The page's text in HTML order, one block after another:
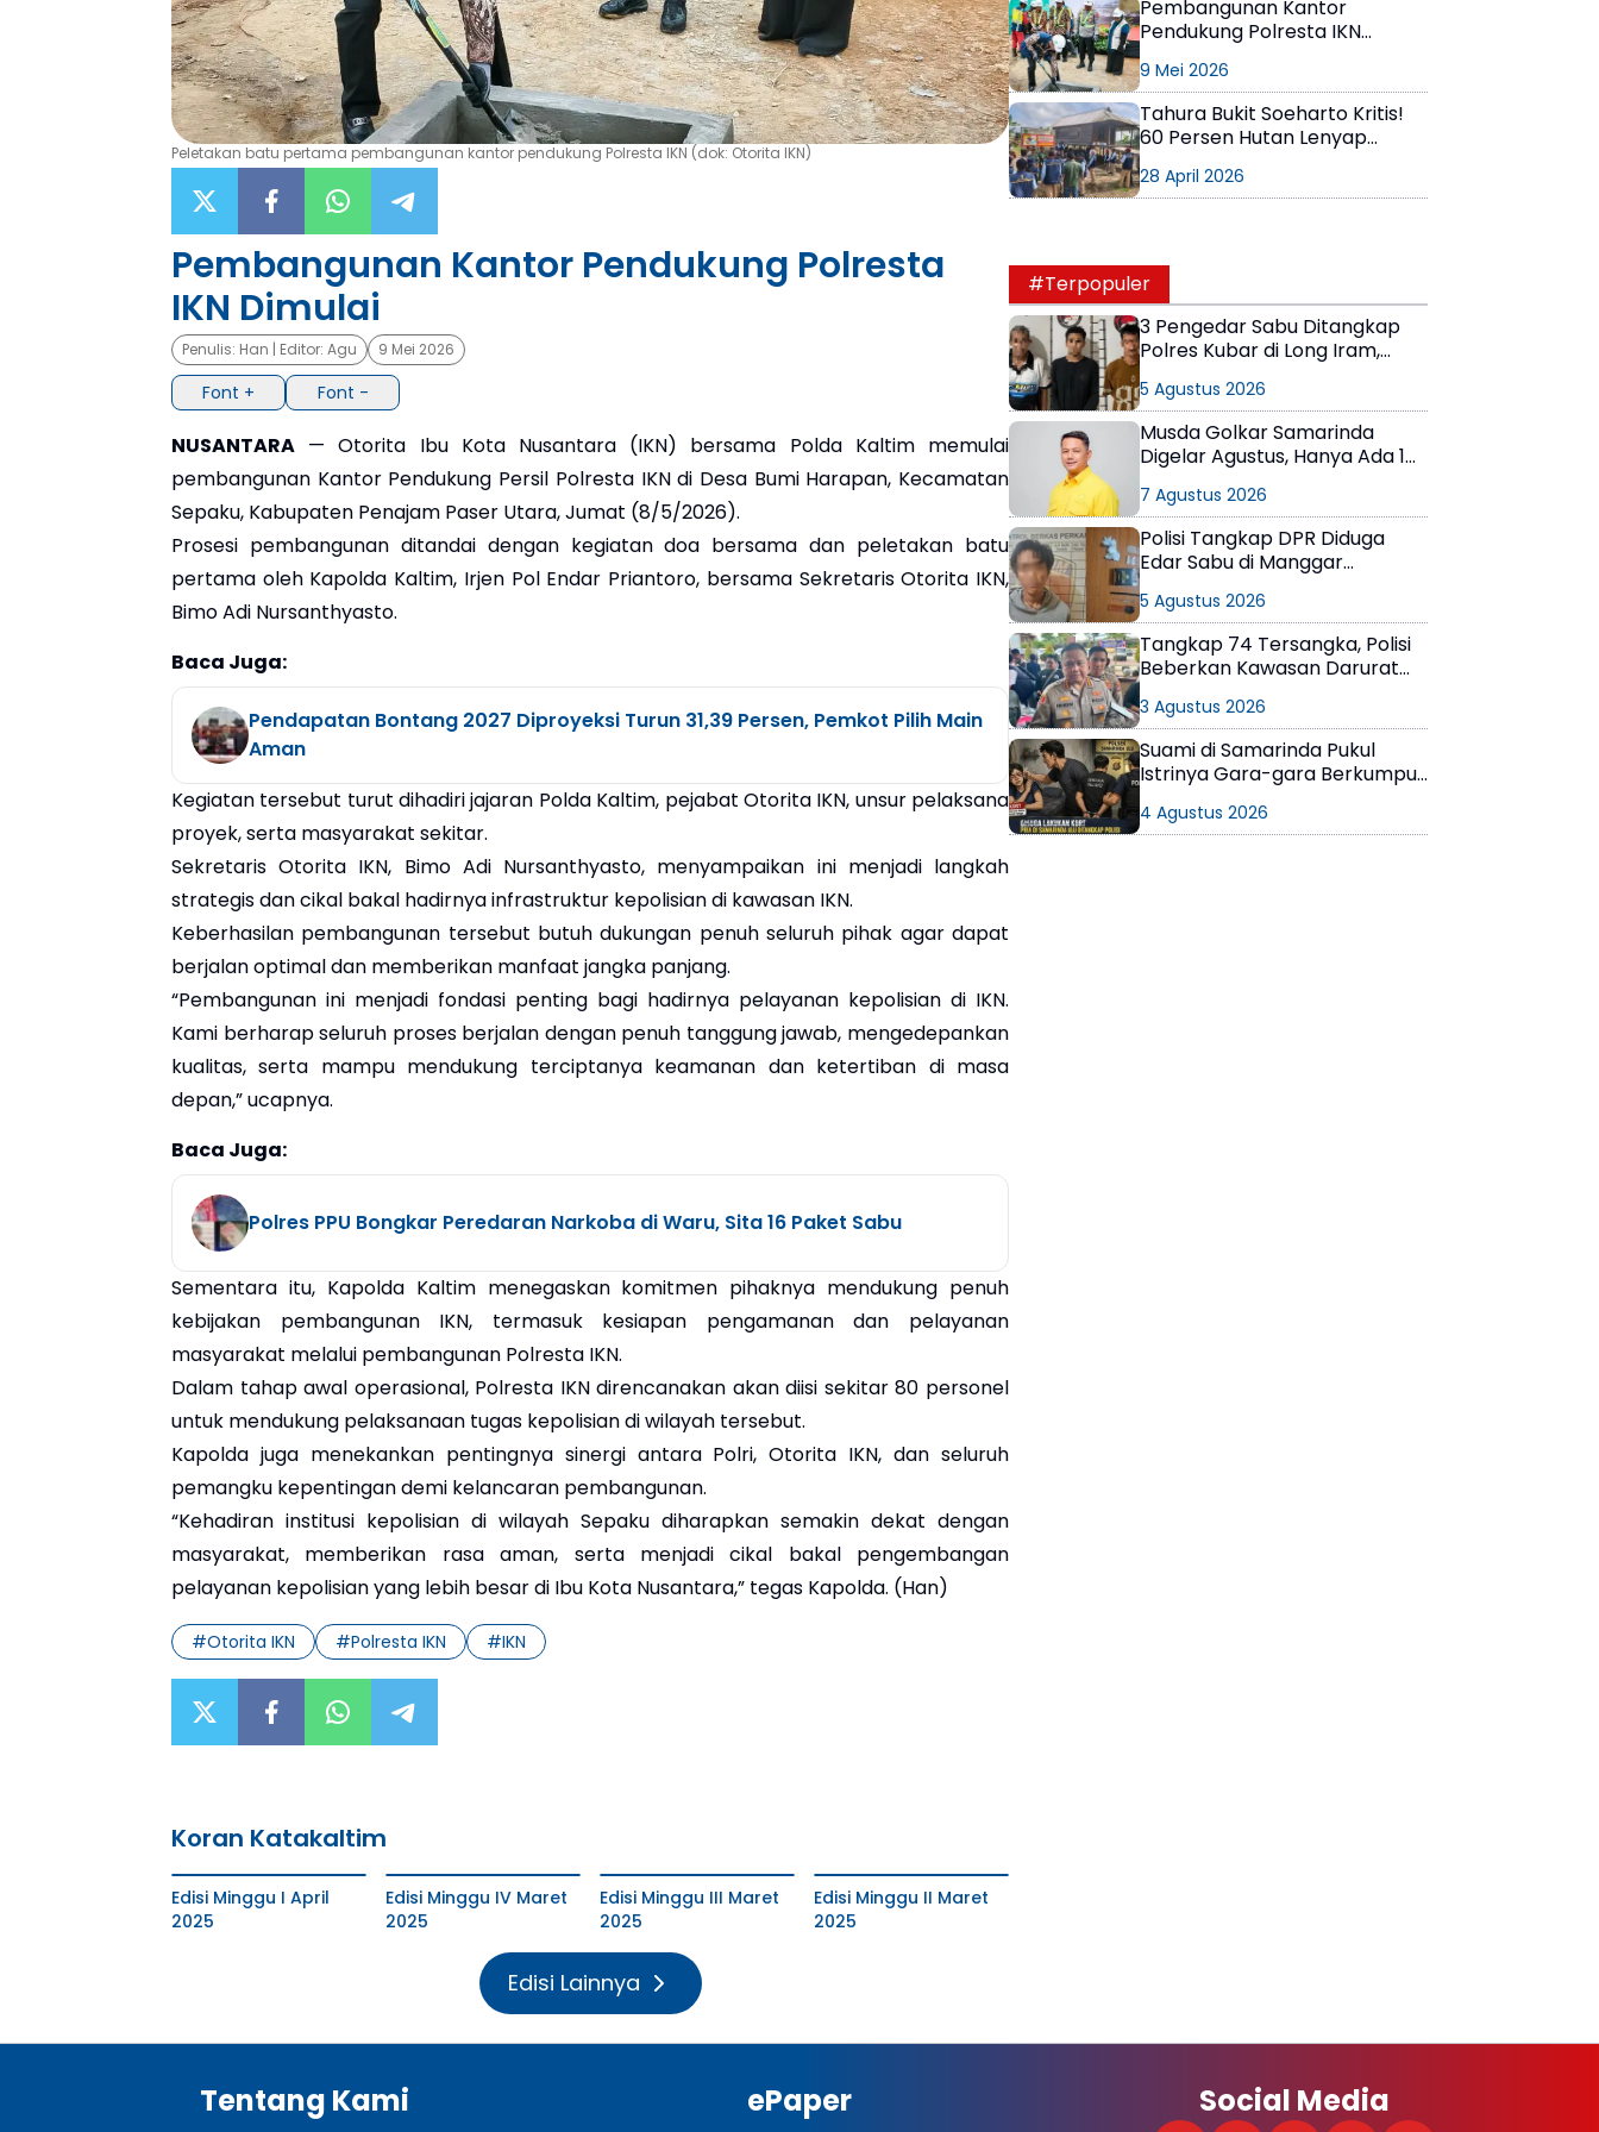
Peletakan batu pertama pembangunan kantor pendukung Polresta IKN (dok: Otorita IKN)
Pembangunan Kantor Pendukung Polresta
IKN Dimulai
Penulis: Han | Editor: Agu 9 Mei 2026
Font + Font -
NUSANTARA — Otorita Ibu Kota Nusantara (IKN) bersama Polda Kaltim memulai
pembangunan Kantor Pendukung Persil Polresta IKN di Desa Bumi Harapan, Kecamatan
Sepaku, Kabupaten Penajam Paser Utara, Jumat (8/5/2026).
Prosesi pembangunan ditandai dengan kegiatan doa bersama dan peletakan batu
pertama oleh Kapolda Kaltim, Irjen Pol Endar Priantoro, bersama Sekretaris Otorita IKN,
Bimo Adi Nursanthyasto.
Baca Juga:
Pendapatan Bontang 2027 Diproyeksi Turun 31,39 Persen, Pemkot Pilih Main
Aman
Kegiatan tersebut turut dihadiri jajaran Polda Kaltim, pejabat Otorita IKN, unsur pelaksana
proyek, serta masyarakat sekitar.
Sekretaris Otorita IKN, Bimo Adi Nursanthyasto, menyampaikan ini menjadi langkah
strategis dan cikal bakal hadirnya infrastruktur kepolisian di kawasan IKN.
Keberhasilan pembangunan tersebut butuh dukungan penuh seluruh pihak agar dapat
berjalan optimal dan memberikan manfaat jangka panjang.
“Pembangunan ini menjadi fondasi penting bagi hadirnya pelayanan kepolisian di IKN.
Kami berharap seluruh proses berjalan dengan penuh tanggung jawab, mengedepankan
kualitas, serta mampu mendukung terciptanya keamanan dan ketertiban di masa
depan,” ucapnya.
Baca Juga:
Polres PPU Bongkar Peredaran Narkoba di Waru, Sita 16 Paket Sabu
Sementara itu, Kapolda Kaltim menegaskan komitmen pihaknya mendukung penuh
kebijakan pembangunan IKN, termasuk kesiapan pengamanan dan pelayanan
masyarakat melalui pembangunan Polresta IKN.
Dalam tahap awal operasional, Polresta IKN direncanakan akan diisi sekitar 80 personel
untuk mendukung pelaksanaan tugas kepolisian di wilayah tersebut.
Kapolda juga menekankan pentingnya sinergi antara Polri, Otorita IKN, dan seluruh
pemangku kepentingan demi kelancaran pembangunan.
“Kehadiran institusi kepolisian di wilayah Sepaku diharapkan semakin dekat dengan
masyarakat, memberikan rasa aman, serta menjadi cikal bakal pengembangan
pelayanan kepolisian yang lebih besar di Ibu Kota Nusantara,” tegas Kapolda. (Han)
#Otorita IKN #Polresta IKN #IKN
Koran Katakaltim
Edisi Minggu I April
2025
Edisi Minggu IV Maret
2025
Edisi Minggu III Maret
2025
Edisi Minggu II Maret
2025
Edisi Lainnya
Pembangunan Kantor
Pendukung Polresta IKN
9 Mei 2026
Tahura Bukit Soeharto Kritis!
60 Persen Hutan Lenyap
Dirambah
28 April 2026
#Terpopuler
3 Pengedar Sabu Ditangkap
Polres Kubar di Long Iram,
5 Agustus 2026
Musda Golkar Samarinda
Digelar Agustus, Hanya Ada 1
7 Agustus 2026
Polisi Tangkap DPR Diduga
Edar Sabu di Manggar
5 Agustus 2026
Tangkap 74 Tersangka, Polisi
Beberkan Kawasan Darurat
3 Agustus 2026
Suami di Samarinda Pukul
Istrinya Gara-gara Berkumpul
4 Agustus 2026
Tentang Kami ePaper Social Media